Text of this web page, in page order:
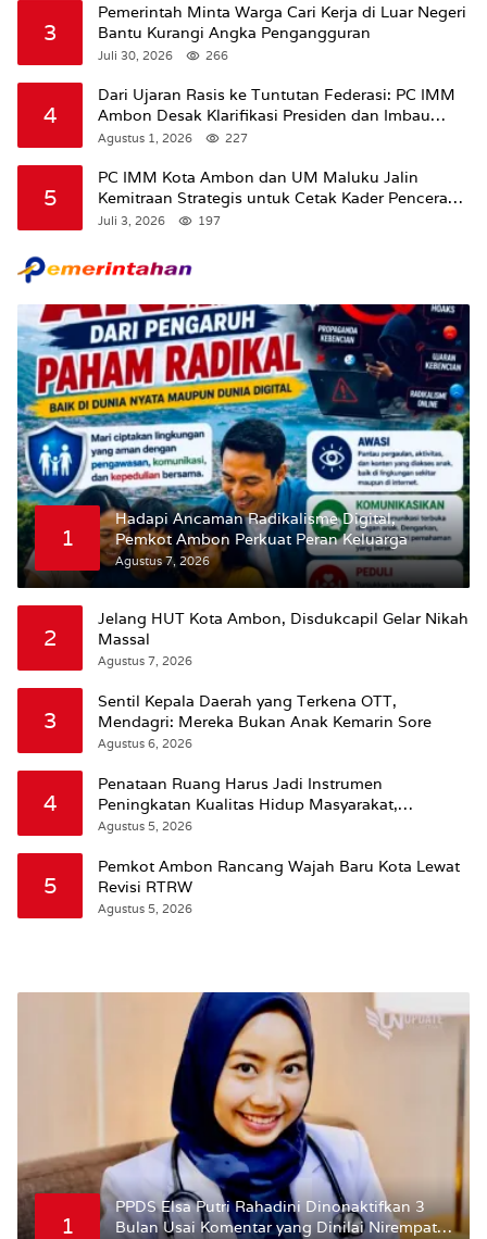
3
Pemerintah Minta Warga Cari Kerja di Luar Negeri
Bantu Kurangi Angka Pengangguran
Juli 30, 2026 266
4
Dari Ujaran Rasis ke Tuntutan Federasi: PC IMM
Ambon Desak Klarifikasi Presiden dan Imbau
Tunda Pengibaran Bendera Merah Putih Di
Agustus 1, 2026 227
5
PC IMM Kota Ambon dan UM Maluku Jalin
Kemitraan Strategis untuk Cetak Kader Pencerah
Bangsa “Membangun Peradaban dari Kampus”
Juli 3, 2026 197
1
Hadapi Ancaman Radikalisme Digital,
Pemkot Ambon Perkuat Peran Keluarga
Agustus 7, 2026
2
Jelang HUT Kota Ambon, Disdukcapil Gelar Nikah
Massal
Agustus 7, 2026
3
Sentil Kepala Daerah yang Terkena OTT,
Mendagri: Mereka Bukan Anak Kemarin Sore
Agustus 6, 2026
4
Penataan Ruang Harus Jadi Instrumen
Peningkatan Kualitas Hidup Masyarakat,
Wattimena: Revisi RT-RW Ditetapkan Pemkot
Agustus 5, 2026
5
Pemkot Ambon Rancang Wajah Baru Kota Lewat
Revisi RTRW
Agustus 5, 2026
1
PPDS Elsa Putri Rahadini Dinonaktifkan 3
Bulan Usai Komentar yang Dinilai Nirempati